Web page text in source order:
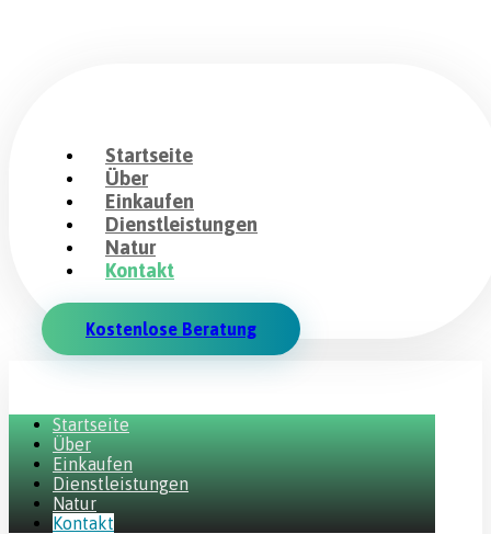
Startseite
Über
Einkaufen
Dienstleistungen
Natur
Kontakt
Kostenlose Beratung
Startseite
Über
Einkaufen
Dienstleistungen
Natur
Kontakt